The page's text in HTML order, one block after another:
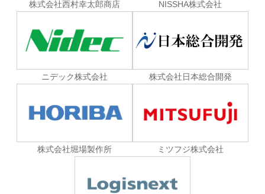
株式会社西村幸太郎商店 NISSHA株式会社
ニデック株式会社 株式会社日本総合開発
株式会社堀場製作所 ミツフジ株式会社